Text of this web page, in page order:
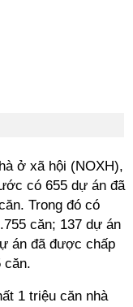
ở xã hội (NOXH),
có 655 dự án đã
Trong đó có
căn; 137 dự án
án đã được chấp
căn.
1 triệu căn nhà